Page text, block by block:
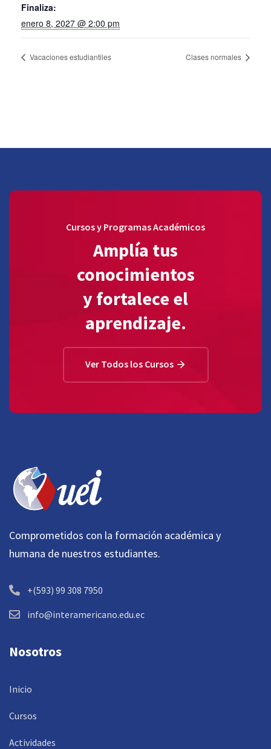
Finaliza:
enero 8, 2027 @ 2:00 pm
Vacaciones estudiantiles Clases normales
Cursos y Programas Académicos
Amplía tus
conocimientos
y fortalece el
aprendizaje.
Ver Todos los Cursos
Comprometidos con la formación académica y
humana de nuestros estudiantes.
+(593) 99 308 7950
info@interamericano.edu.ec
Nosotros
Inicio
Cursos
Actividades